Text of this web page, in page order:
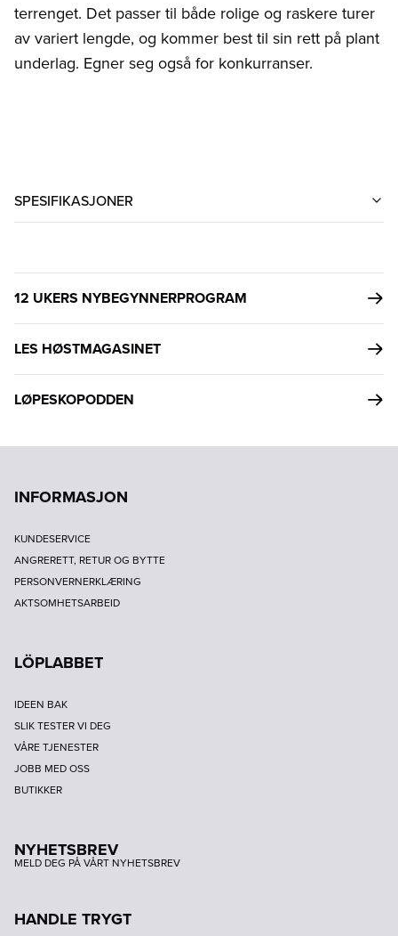
terrenget. Det passer til både rolige og raskere turer
av variert lengde, og kommer best til sin rett på plant
underlag. Egner seg også for konkurranser.
SPESIFIKASJONER
12 UKERS NYBEGYNNERPROGRAM
LES HØSTMAGASINET
LØPESKOPODDEN
INFORMASJON
KUNDESERVICE
ANGRERETT, RETUR OG BYTTE
PERSONVERNERKLÆRING
AKTSOMHETSARBEID
LÖPLABBET
IDEEN BAK
SLIK TESTER VI DEG
VÅRE TJENESTER
JOBB MED OSS
BUTIKKER
NYHETSBREV
MELD DEG PÅ VÅRT NYHETSBREV
HANDLE TRYGT